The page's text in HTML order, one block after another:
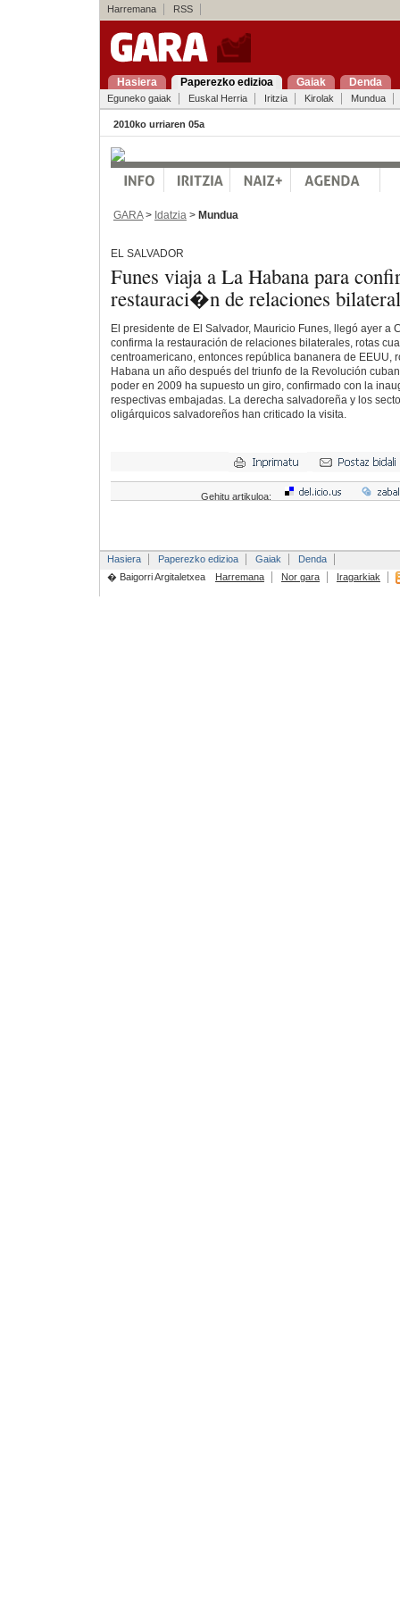
Harremana RSS
Hasiera Paperezko edizioa Gaiak Denda
Eguneko gaiak Euskal Herria Iritzia Kirolak Mundua
2010ko urriaren 05a
GARA> Idatzia > Mundua
EL SALVADOR
Funes viaja a La Habana para
restauraci�n de relaciones
El presidente de El Salvador, Mauricio Funes, llegó ayer a
confirma la restauración de relaciones bilaterales, rotas
centroamericano, entonces república bananera de EEUU,
Habana un año después del triunfo de la Revolución
poder en 2009 ha supuesto un giro, confirmado con la
respectivas embajadas. La derecha salvadoreña y los
oligárquicos salvadoreños han criticado la visita.
Gehitu artikuloa:
Hasiera Paperezko edizioa Gaiak
Denda
� Baigorri Argitaletxea
Harremana Nor gara Iragarkiak